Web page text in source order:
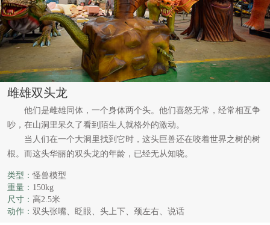
雌雄双头龙
他们是雌雄同体，一个身体两个头。他们喜怒无常，经常相互争
吵，在山洞里呆久了看到陌生人就格外的激动。
当人们在一个大洞里找到它时，这头巨兽还在咬着世界之树的树
根。而这头华丽的双头龙的年龄，已经无从知晓。
类型：怪兽模型
重量： 150kg
尺寸： 高2.5米
动作： 双头张嘴、眨眼、头上下、颈左右、说话